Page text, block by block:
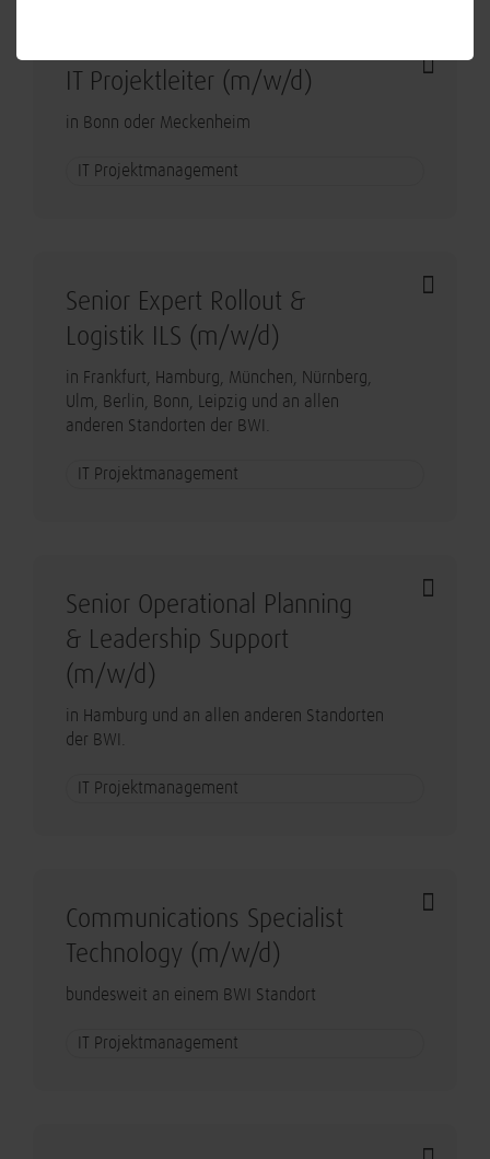
IT Projektleiter (m/w/d)
in Bonn oder Meckenheim
IT Projektmanagement
Senior Expert Rollout &
Logistik ILS (m/w/d)
in Frankfurt, Hamburg, München, Nürnberg,
Ulm, Berlin, Bonn, Leipzig und an allen
anderen Standorten der BWI.
IT Projektmanagement
Senior Operational Planning
& Leadership Support
(m/w/d)
in Hamburg und an allen anderen Standorten
der BWI.
IT Projektmanagement
Communications Specialist
Technology (m/w/d)
bundesweit an einem BWI Standort
IT Projektmanagement